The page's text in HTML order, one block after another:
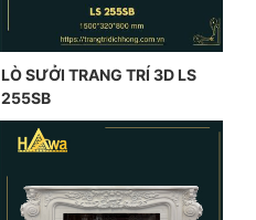
LÒ SƯỞI TRANG TRÍ 3D LS
255SB